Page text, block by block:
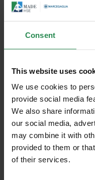
Consent
This website uses
We use cookies to
provide social media
We also share
our social media,
may combine it with
provided to them or
of their services.
20/07/2026
Reg. UE 2026/
Quote di
gratuito
Il regolamento
Unisciti al